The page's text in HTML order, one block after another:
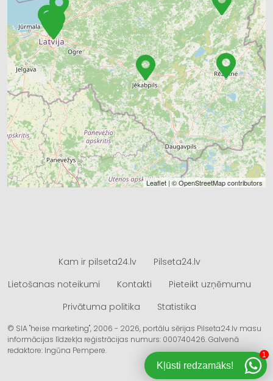
Leaflet | ©OpenStreetMapcontributors
Kam ir pilseta24.lv
Pilseta24.lv
Lietošanas noteikumi
Kontakti
Pieteikt uzņēmumu
Privātuma politika
Statistika
© SIA "heise marketing", 2006 - 2026, portālu sērijas Pilseta24.lv masu
informācijas līdzekļa reģistrācijas numurs: 000740426. Galvenā
redaktore: Ingūna Pempere.
Kļūsti redzamāks!
1